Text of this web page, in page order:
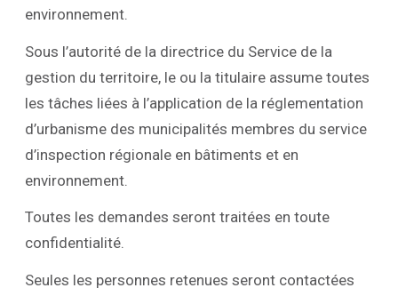
environnement.
Sous l’autorité de la directrice du Service de la
gestion du territoire, le ou la titulaire assume toutes
les tâches liées à l’application de la réglementation
d’urbanisme des municipalités membres du service
d’inspection régionale en bâtiments et en
environnement.
Toutes les demandes seront traitées en toute
confidentialité.
Seules les personnes retenues seront contactées